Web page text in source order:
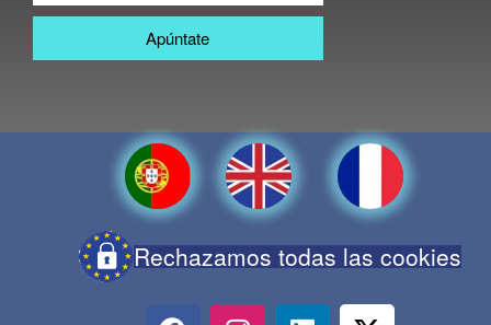
Apúntate
Rechazamos todas las cookies